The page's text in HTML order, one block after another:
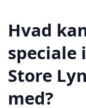
Hvad
speciale
Store
med?